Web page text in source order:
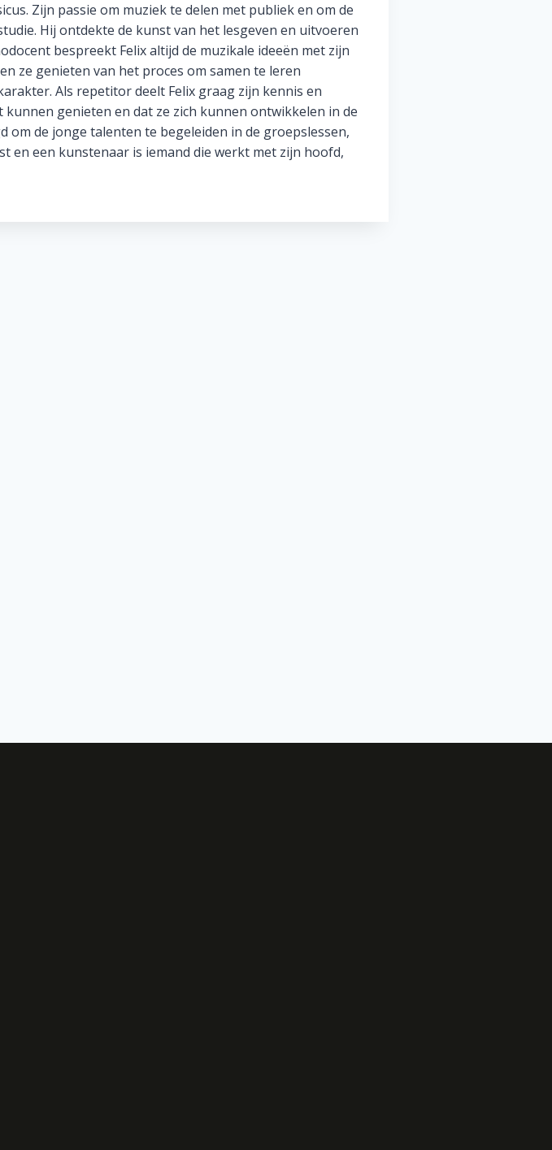
Zijn passie om muziek te delen met publiek en om de
Hij ontdekte de kunst van het lesgeven en uitvoeren
bespreekt Felix altijd de muzikale ideeën met zijn
ze genieten van het proces om samen te leren
Als repetitor deelt Felix graag zijn kennis en
genieten en dat ze zich kunnen ontwikkelen in de
om de jonge talenten te begeleiden in de groepslessen,
en een kunstenaar is iemand die werkt met zijn hoofd,